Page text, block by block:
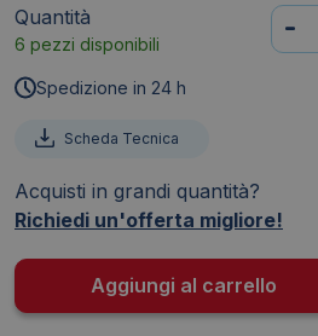
Quantità
6 pezzi disponibili
Yale
-
Spedizione in 24 h
Scheda Tecnica
Acquisti in grandi quantità?
Richiedi un'offerta migliore!
Aggiungi al carrello